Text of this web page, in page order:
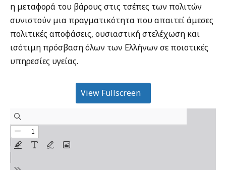
η μεταφορά του βάρους στις τσέπες των πολιτών
συνιστούν μια πραγματικότητα που απαιτεί άμεσες
πολιτικές αποφάσεις, ουσιαστική στελέχωση και
ισότιμη πρόσβαση όλων των Ελλήνων σε ποιοτικές
υπηρεσίες υγείας.
View Fullscreen